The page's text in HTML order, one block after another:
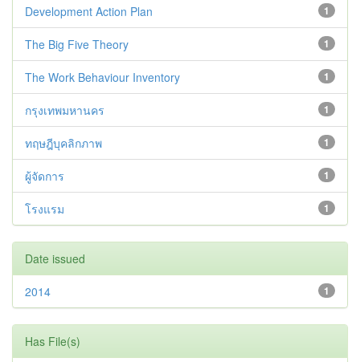
1
Development Action Plan
1
The Big Five Theory
1
The Work Behaviour Inventory
1
กรุงเทพมหานคร
1
ทฤษฎีบุคลิกภาพ
1
ผู้จัดการ
1
โรงแรม
Date issued
1
2014
Has File(s)